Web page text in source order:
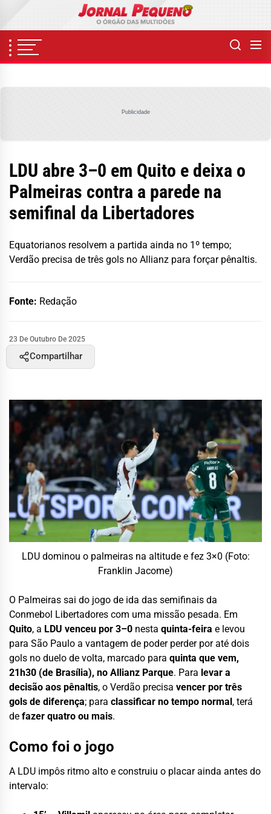
content
Publicidade
LDU abre 3–0 em Quito e deixa o
Palmeiras contra a parede na
semifinal da Libertadores
Equatorianos resolvem a partida ainda no 1º tempo;
Verdão precisa de três gols no Allianz para forçar pênaltis.
Fonte: Redação
23 De Outubro De 2025
Compartilhar
LDU dominou o palmeiras na altitude e fez 3×0 (Foto:
Franklin Jacome)
O Palmeiras sai do jogo de ida das semifinais da
Conmebol Libertadores com uma missão pesada. Em
Quito, a LDU venceu por 3–0 nesta quinta-feira e levou
para São Paulo a vantagem de poder perder por até dois
gols no duelo de volta, marcado para quinta que vem,
21h30 (de Brasília), no Allianz Parque. Para levar a
decisão aos pênaltis, o Verdão precisa vencer por três
gols de diferença; para classificar no tempo normal , terá
de fazer quatro ou mais.
Como foi o jogo
A LDU impôs ritmo alto e construiu o placar ainda antes do
intervalo: